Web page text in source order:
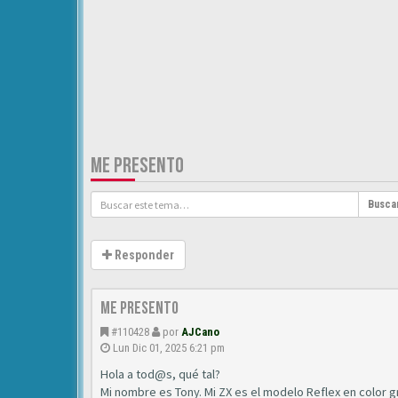
ME PRESENTO
Responder
Me presento
#110428 por AJCano
Lun Dic 01, 2025 6:21 pm
Hola a tod@s, qué tal?
Mi nombre es Tony. Mi ZX es el modelo Reflex en color